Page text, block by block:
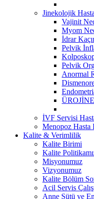
Jinekolojik
Vajinit
Myom
İdrar
Pelvik
Pelvik
Anormal
İVF Servisi
Menopoz Hasta
Kalite & Verimlilik
Kalite Birimi
Kalite
Misyonumuz
Vizyonumuz
Kalite Bölüm
Acil Servis
Anne Sütü ve